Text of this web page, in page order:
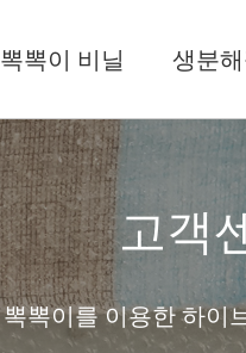
뽁뽁이 비닐 생분해
고객
뽁뽁이를 이용한 하이